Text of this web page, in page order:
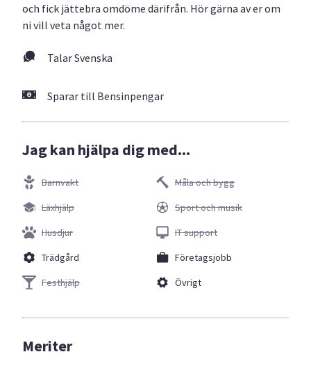
och fick jättebra omdöme därifrån. Hör gärna av er om
ni vill veta något mer.
Talar Svenska
Sparar till Bensinpengar
Jag kan hjälpa dig med...
Barnvakt
Läxhjälp
Husdjur
Trädgård
Festhjälp
Måla och bygg
Sport och musik
IT support
Företagsjobb
Övrigt
Meriter